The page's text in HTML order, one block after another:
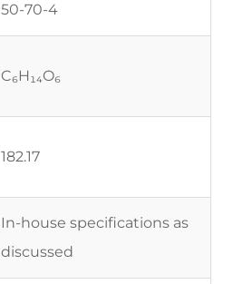
50-70-4
C₆H₁₄O₆
182.17
In-house specifications as
discussed